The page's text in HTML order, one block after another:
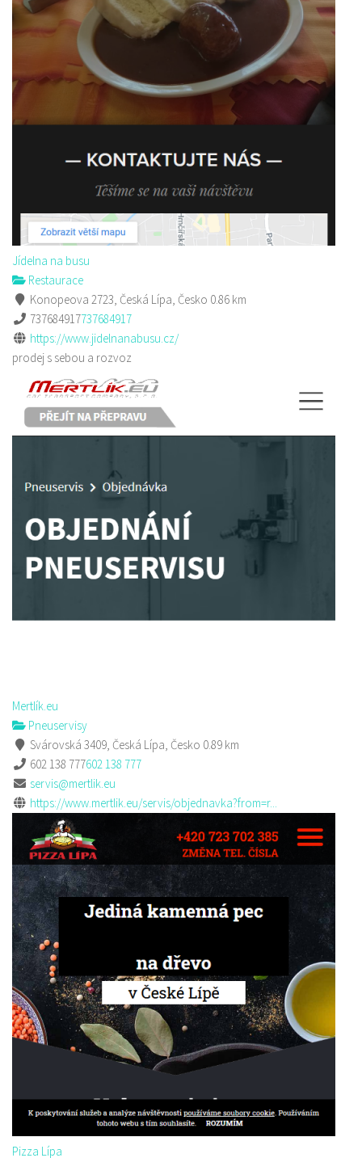
Jídelna na busu
Restaurace
Konopeova 2723, Česká Lípa, Česko 0.86 km
737684917737684917
https://www.jidelnanabusu.cz/
prodej s sebou a rozvoz
Mertlík.eu
Pneuservisy
Svárovská 3409, Česká Lípa, Česko 0.89 km
602 138 777602 138 777
servis@mertlik.eu
https://www.mertlik.eu/servis/objednavka?from=r...
Pizza Lípa